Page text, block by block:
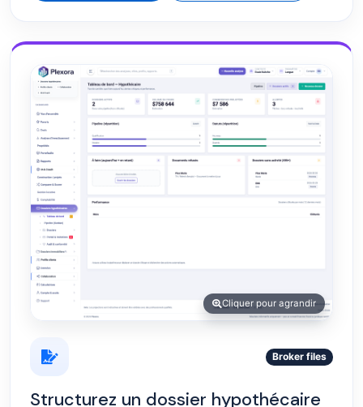
Cliquer pour agrandir
Broker files
Structurez un dossier hypothécaire